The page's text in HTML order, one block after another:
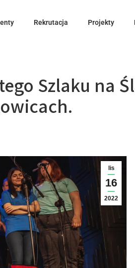
Rekrutacja Projekty
Szlaku na
lis
16
2022